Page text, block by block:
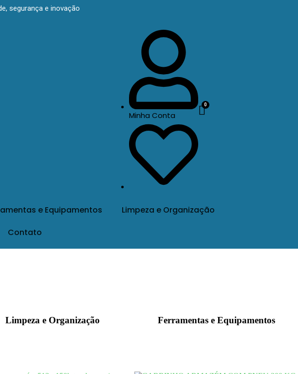
segurança e inovação
Minha Conta
e Equipamentos
Limpeza e Organização
Contato
Limpeza e Organização Ferramentas e Equipamentos